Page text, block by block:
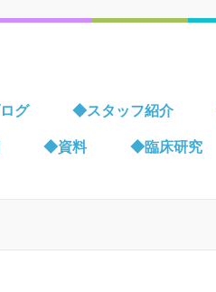
グ ◆スタッフ紹介
◆資料 ◆臨床研究